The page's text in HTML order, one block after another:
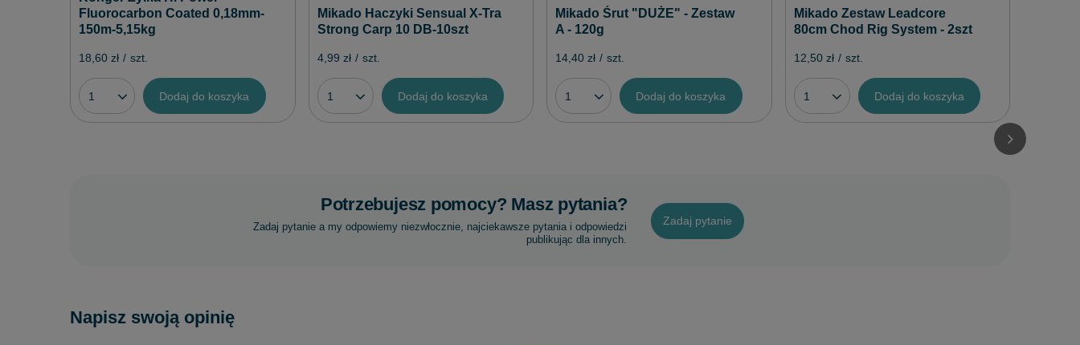
Fluorocarbon Coated 0,18mm-
150m-5,15kg
18,60 zł / szt.
Dodaj do koszyka
Mikado Haczyki Sensual X-Tra
Strong Carp 10 DB-10szt
4,99 zł / szt.
Dodaj do koszyka
Mikado Śrut "DUŻE" - Zestaw
A - 120g
14,40 zł / szt.
Dodaj do koszyka
Mikado Zestaw Leadcore
80cm Chod Rig System - 2szt
12,50 zł / szt.
Dodaj do koszyka
Potrzebujesz pomocy? Masz pytania?
Zadaj pytanie a my odpowiemy niezwłocznie, najciekawsze pytania i odpowiedzi
publikując dla innych.
Zadaj pytanie
Napisz swoją opinię